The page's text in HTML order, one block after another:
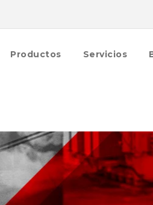
Productos Servicios